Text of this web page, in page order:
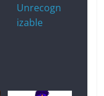
Unrecogn
izable